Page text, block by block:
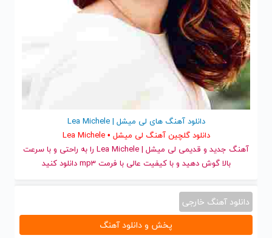
دانلود آهنگ های لی میشل | Lea Michele
دانلود گلچین آهنگ لی میشل • Lea Michele
آهنگ جدید
و قدیمی لی میشل | Lea Michele را به راحتی و با سرعت
بالا گوش دهید و با کیفیت عالی با فرمت mp3 دانلود کنید
دانلود آهنگ خارجی
پخش و دانلود آهنگ